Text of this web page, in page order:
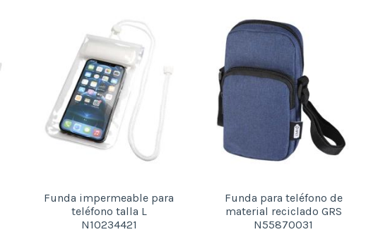
Funda impermeable para
teléfono talla L
N10234421
Funda para teléfono de
material reciclado GRS
N55870031